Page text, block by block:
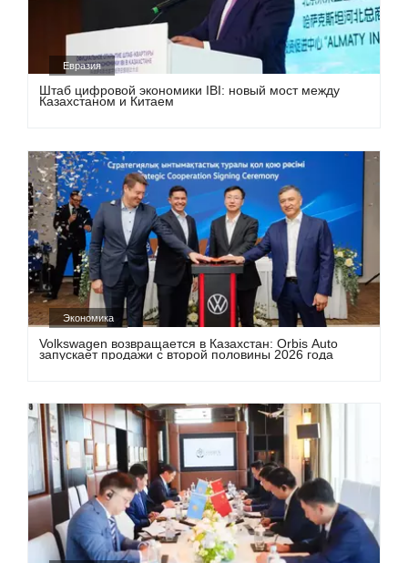
Евразия
Штаб цифровой экономики IBI: новый мост между
Казахстаном и Китаем
Экономика
Volkswagen возвращается в Казахстан: Orbis Auto
запускает продажи с второй половины 2026 года